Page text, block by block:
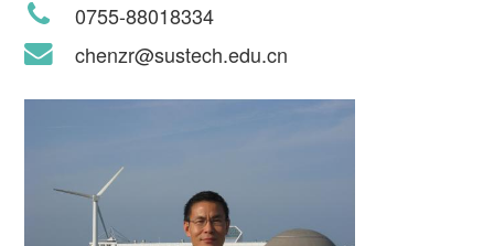
0755-88018334
chenzr@sustech.edu.cn